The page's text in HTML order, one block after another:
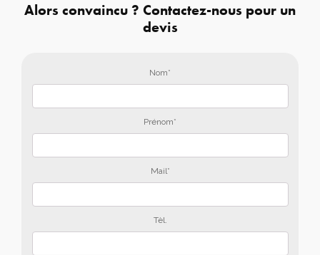
Alors convaincu ? Contactez-nous pour un
devis
Nom*
Prénom*
Mail*
Tèl.